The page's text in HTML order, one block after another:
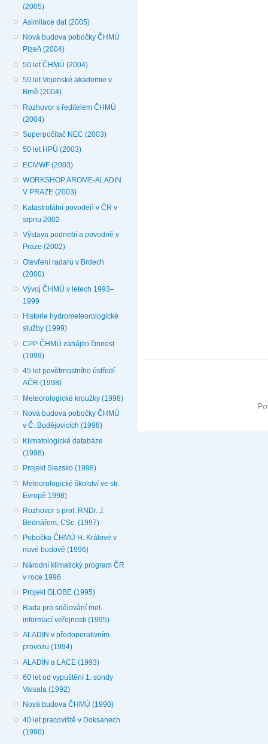
(2005)
Asimilace dat (2005)
Nová budova pobočky ČHMÚ
Plzeň (2004)
50 let ČHMÚ (2004)
50 let Vojenské akademie v
Brně (2004)
Rozhovor s ředitelem ČHMÚ
(2004)
Superpočítač NEC (2003)
50 let HPÚ (2003)
ECMWF (2003)
WORKSHOP AROME-ALADIN
V PRAZE (2003)
Katastrofální povodeň v ČR v
srpnu 2002
Výstava podnebí a povodně v
Praze (2002)
Otevření radaru v Brdech
(2000)
Vývoj ČHMÚ v letech 1993–
1999
Historie hydrometeorologické
služby (1999)
CPP ČHMÚ zahájilo činnost
(1999)
45 let povětrnostního ústředí
AČR (1998)
Meteorologické kroužky (1998)
Nová budova pobočky ČHMÚ
v Č. Budějovicích (1998)
Klimatologické databáze
(1998)
Projekt Slezsko (1998)
Meteorologické školství ve str.
Evropě 1998)
Rozhovor s prof. RNDr. J.
Bednářem, CSc. (1997)
Pobočka ČHMÚ H. Králové v
nové budově (1996)
Národní klimatický program ČR
v roce 1996
Projekt GLOBE (1995)
Rada pro sdělování met.
informací veřejnosti (1995)
ALADIN v předoperativním
provozu (1994)
ALADIN a LACE (1993)
60 let od vypuštění 1. sondy
Vaisala (1992)
Nová budova ČHMÚ (1990)
40 let pracoviště v Doksanech
(1990)